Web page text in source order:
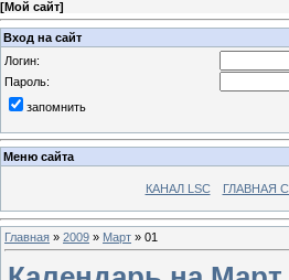
[Мой сайт]
Вход на сайт
Логин:
Пароль:
запомнить
Меню сайта
КАНАЛ LSC ГЛАВНАЯ
Главная » 2009 » Март » 01